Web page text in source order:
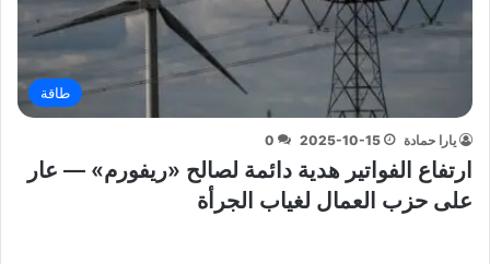
طاقة
يارا حمادة 2025-10-15
0
ارتفاع الفواتير هدية دائمة لصالح «ريفورم» — عار
على حزب العمال لغياب الجرأة